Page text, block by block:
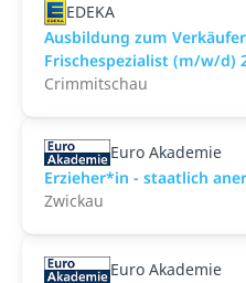
EDEKA
Ausbildung zum
Frischespezialist (m/w/d)
Crimmitschau
Euro Akademie
Erzieher*in - staatlich
Zwickau
Euro Akademie